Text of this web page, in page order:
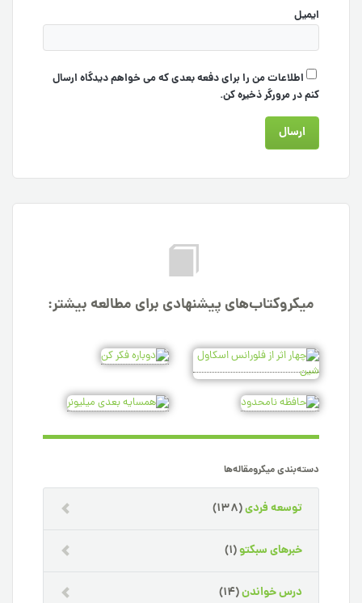
ایمیل
اطلاعات من را برای دفعه بعدی که می خواهم دیدگاه ارسال
کنم در مرورگر ذخیره کن.
میکروکتاب‌های پیشنهادی برای مطالعه بیشتر:
دسته‌بندی میکرومقاله‌ها
توسعه فردی(138)
خبرهای سبکتو(1)
درس خواندن(14)